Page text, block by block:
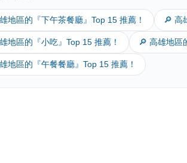
地區的『下午茶餐廳』Top 15 推薦！ 🔎 高
地區的『小吃』Top 15 推薦！ 🔎 高雄地區
地區的『午餐餐廳』Top 15 推薦！